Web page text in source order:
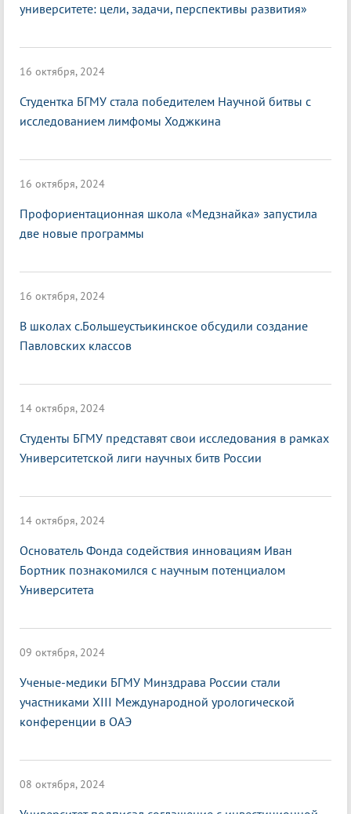
университете: цели, задачи, перспективы развития»
16 октября, 2024
Студентка БГМУ стала победителем Научной битвы с
исследованием лимфомы Ходжкина
16 октября, 2024
Профориентационная школа «Медзнайка» запустила
две новые программы
16 октября, 2024
В школах с.Большеустьикинское обсудили создание
Павловских классов
14 октября, 2024
Студенты БГМУ представят свои исследования в рамках
Университетской лиги научных битв России
14 октября, 2024
Основатель Фонда содействия инновациям Иван
Бортник познакомился с научным потенциалом
Университета
09 октября, 2024
Ученые-медики БГМУ Минздрава России стали
участниками XIII Международной урологической
конференции в ОАЭ
08 октября, 2024